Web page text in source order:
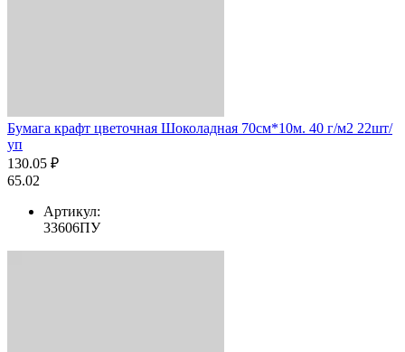
Бумага крафт цветочная Шоколадная 70см*10м. 40 г/м2 22шт/
уп
130.05 ₽
65.02
Артикул:
33606ПУ